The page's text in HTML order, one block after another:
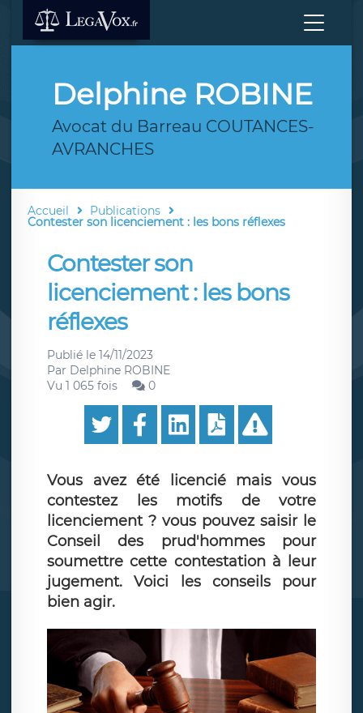
Delphine ROBINE
Avocat du Barreau COUTANCES-
AVRANCHES
Accueil Publications
Contester son licenciement : les bons réflexes
Contester son
licenciement : les bons
réflexes
Publié le 14/11/2023
Par Delphine ROBINE
Vu 1 065 fois
0
Vous avez été licencié mais vous
contestez les motifs de votre
licenciement ? vous pouvez saisir le
Conseil des prud'hommes pour
soumettre cette contestation à leur
jugement. Voici les conseils pour
bien agir.